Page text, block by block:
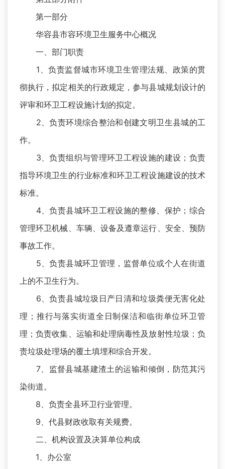
第一部分
华容县市容环境卫生服务中心概况
一、部门职责
1、负责监督城市环境卫生管理法规、政策的贯
彻执行，拟定相关的行政规定，参与县城规划设计的
评审和环卫工程设施计划的拟定。
2、负责环境综合整治和创建文明卫生县城的工
作。
3、负责组织与管理环卫工程设施的建设；负责
指导环境卫生的行业标准和环卫工程设施建设的技术
标准。
4、负责县城环卫工程设施的整修、保护；综合
管理环卫机械、车辆、设备及遵章运行、安全、预防
事故工作。
5、负责县城环卫管理，监督单位或个人在街道
上的不卫生行为。
6、负责县城垃圾日产日清和垃圾粪便无害化处
理；推行与落实街道全日制保洁和临街单位环卫管
理；负责收集、运输和处理病毒性及放射性垃圾；负
责垃圾处理场的覆土填埋和综合开发。
7、监督县城基建渣土的运输和倾倒，防范其污
染街道。
8、负责全县环卫行业管理。
9、代县财政收取有关规费。
二、机构设置及决算单位构成
1、办公室